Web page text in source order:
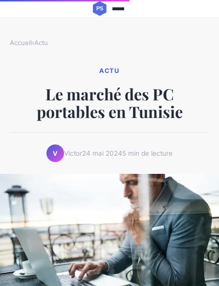
Accueil›Actu
ACTU
Le marché des PC
portables en Tunisie
V Victor24 mai 20245 min de lecture